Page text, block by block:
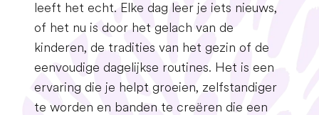
leeft het echt. Elke dag leer je iets nieuws,
of het nu is door het gelach van de
kinderen, de tradities van het gezin of de
eenvoudige dagelijkse routines. Het is een
ervaring die je helpt groeien, zelfstandiger
te worden en banden te creëren die een